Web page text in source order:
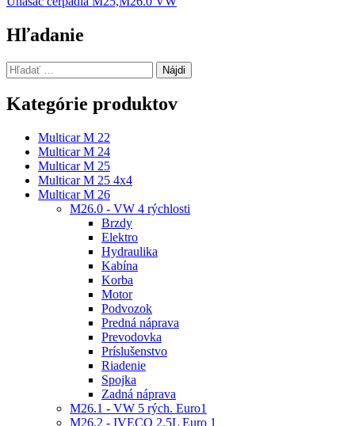
v
článku
Hľadanie
Hľadať:
Kategórie produktov
Multicar M 22
Multicar M 24
Multicar M 25
Multicar M 25 4x4
Multicar M 26
M26.0 - VW 4 rýchlosti
Brzdy
Elektro
Hydraulika
Kabína
Korba
Motor
Podvozok
Predná náprava
Prevodovka
Príslušenstvo
Riadenie
Spojka
Zadná náprava
M26.1 - VW 5 rých. Euro1
M26.2 - IVECO 2,5L Euro 1